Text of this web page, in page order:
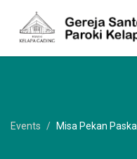
Events Misa Pekan